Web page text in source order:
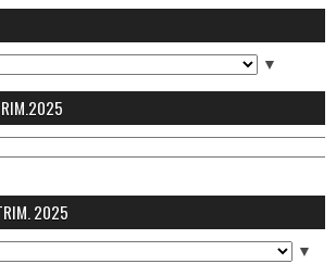
▼
2025
▼